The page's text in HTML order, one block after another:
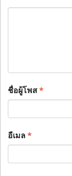
ชื่อผู้โพส*
อีเมล*